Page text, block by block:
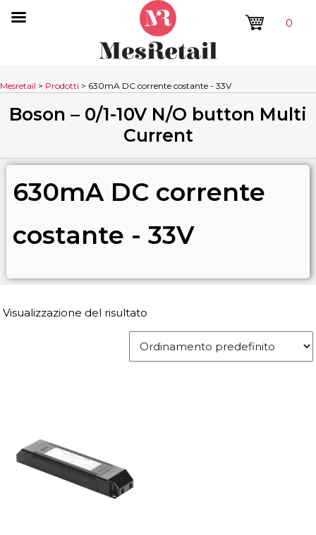
0
Mesretail > Prodotti > 630mA DC corrente costante - 33V
Boson – 0/1-10V N/O button Multi
Current
630mA DC corrente
costante - 33V
Visualizzazione del risultato